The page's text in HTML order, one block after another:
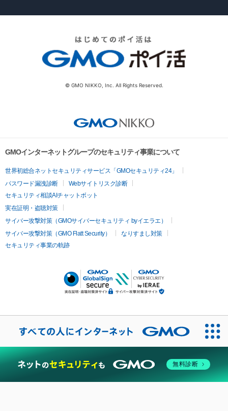
© GMO NIKKO, Inc. All Rights Reserved.
GMOインターネットグループのセキュリティ事業について
世界初総合ネットセキュリティサービス「GMOセキュリティ24」
パスワード漏洩診断
Webサイトリスク診断
セキュリティ相談AIチャットボット
実在証明・盗聴対策
サイバー攻撃対策（GMOサイバーセキュリティ byイエラエ）
サイバー攻撃対策（GMO Flatt Security）
なりすまし対策
セキュリティ事業の軌跡
無料診断